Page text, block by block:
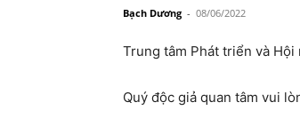
Bạch Dương - 08/06/2022
Trung tâm Phát triển và Hội
Quý độc giả quan tâm vui